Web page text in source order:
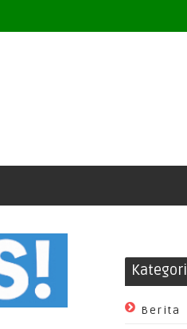
Kategori
Berita